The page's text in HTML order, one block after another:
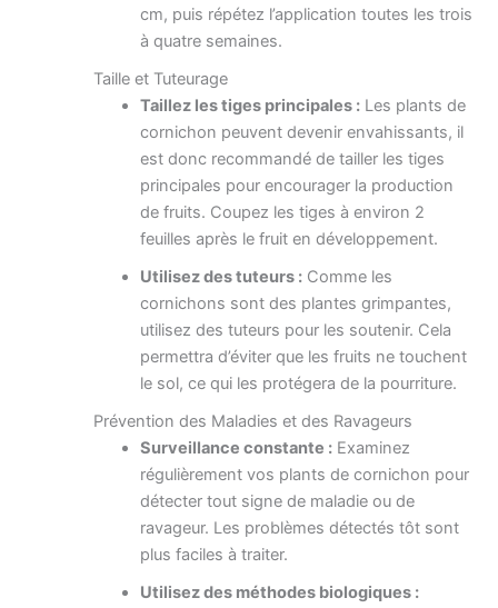
cm, puis répétez l’application toutes les trois
à quatre semaines.
Taille et Tuteurage
Taillez les tiges principales :Les plants de
cornichon peuvent devenir envahissants, il
est donc recommandé de tailler les tiges
principales pour encourager la production
de fruits. Coupez les tiges à environ 2
feuilles après le fruit en développement.
Utilisez des tuteurs :Comme les
cornichons sont des plantes grimpantes,
utilisez des tuteurs pour les soutenir. Cela
permettra d’éviter que les fruits ne touchent
le sol, ce qui les protégera de la pourriture.
Prévention des Maladies et des Ravageurs
Surveillance constante :Examinez
régulièrement vos plants de cornichon pour
détecter tout signe de maladie ou de
ravageur. Les problèmes détectés tôt sont
plus faciles à traiter.
Utilisez des méthodes biologiques :